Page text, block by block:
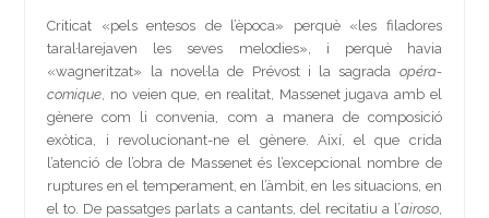
Criticat «pels entesos de l’època» perquè «les filadores
taral·larejaven les seves melodies», i perquè havia
«wagneritzat» la novel·la de Prévost i la sagrada opéra-
comique , no veien que, en realitat, Massenet jugava amb el
gènere com li convenia, com a manera de composició
exòtica, i revolucionant-ne el gènere. Així, el que crida
l’atenció de l’obra de Massenet és l’excepcional nombre de
ruptures en el temperament, en l’àmbit, en les situacions, en
el to. De passatges parlats a cantants, del recitatiu a l’airoso,